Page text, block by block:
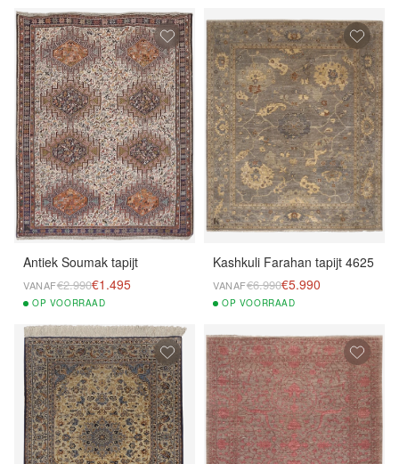
Antiek Soumak tapijt
VANAF€2.990€1.495
OP VOORRAAD
Kashkuli Farahan tapijt 4625
VANAF€6.990€5.990
OP VOORRAAD